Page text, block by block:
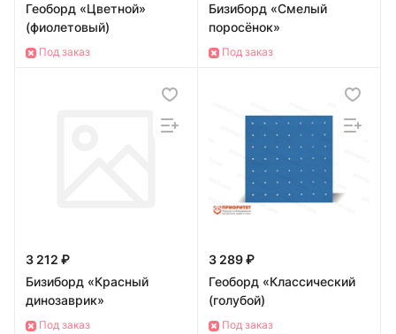
Геоборд «Цветной»
(фиолетовый)
Под заказ
Бизиборд «Смелый
поросёнок»
Под заказ
3 212 ₽
Бизиборд «Красный
динозаврик»
Под заказ
3 289 ₽
Геоборд «Классический
(голубой)
Под заказ